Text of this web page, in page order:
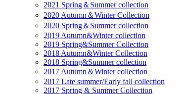
2021 Spring＆Summer collection
2020 Autumn＆Winter Collection
2020 Spring＆Summer collection
2019 Autumn&Winter collection
2019 Spring&Summer Collection
2018 Autumn&Winter Collection
2018 Spring&Summer collection
2017 Autumn＆Winter collection
2017 Late summer/Early fall collection
2017 Spring & Summer Collection